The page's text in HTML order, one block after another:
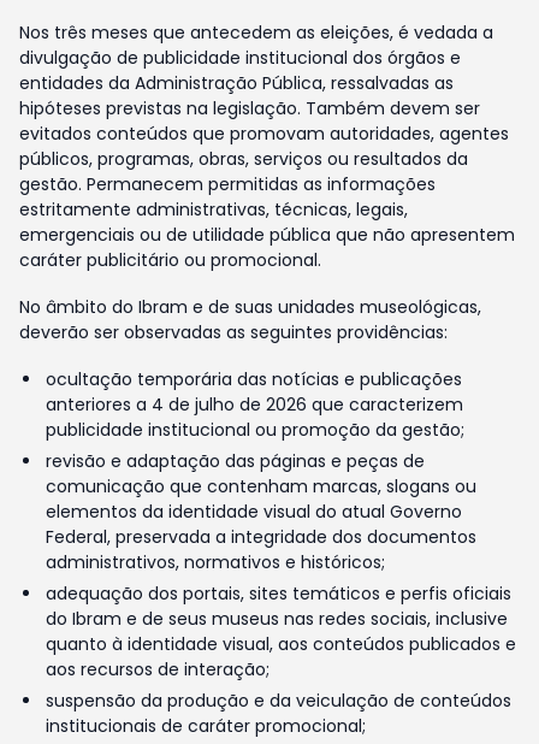
Nos três meses que antecedem as eleições, é vedada a
divulgação de publicidade institucional dos órgãos e
entidades da Administração Pública, ressalvadas as
hipóteses previstas na legislação. Também devem ser
evitados conteúdos que promovam autoridades, agentes
públicos, programas, obras, serviços ou resultados da
gestão. Permanecem permitidas as informações
estritamente administrativas, técnicas, legais,
emergenciais ou de utilidade pública que não apresentem
caráter publicitário ou promocional.
No âmbito do Ibram e de suas unidades museológicas,
deverão ser observadas as seguintes providências:
ocultação temporária das notícias e publicações
anteriores a 4 de julho de 2026 que caracterizem
publicidade institucional ou promoção da gestão;
revisão e adaptação das páginas e peças de
comunicação que contenham marcas, slogans ou
elementos da identidade visual do atual Governo
Federal, preservada a integridade dos documentos
administrativos, normativos e históricos;
adequação dos portais, sites temáticos e perfis oficiais
do Ibram e de seus museus nas redes sociais, inclusive
quanto à identidade visual, aos conteúdos publicados e
aos recursos de interação;
suspensão da produção e da veiculação de conteúdos
institucionais de caráter promocional;